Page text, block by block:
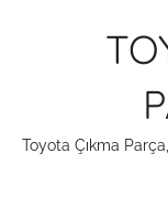
Toyota Çıkma